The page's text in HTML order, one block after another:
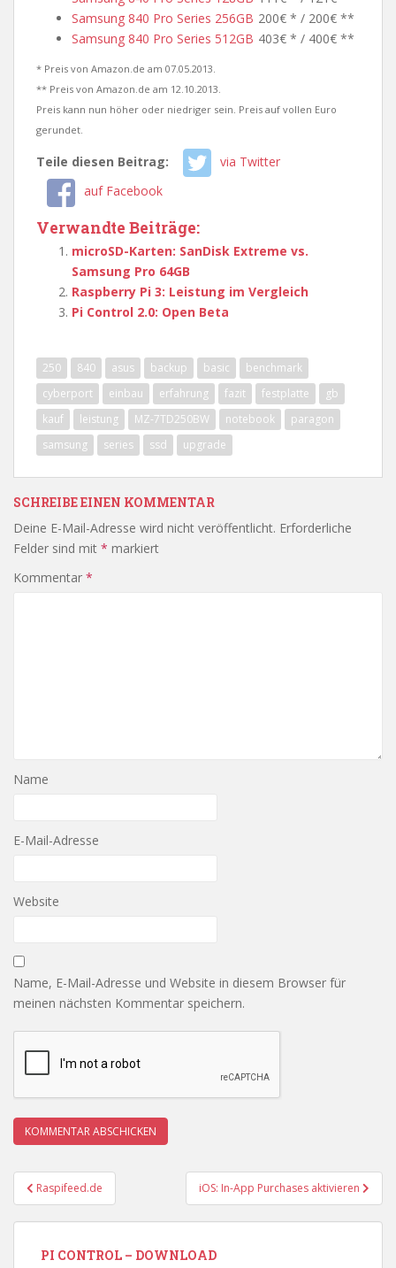
Samsung 840 Pro Series 256GB 200€ * / 200€ **
Samsung 840 Pro Series 512GB 403€ * / 400€ **
* Preis von Amazon.de am 07.05.2013.
** Preis von Amazon.de am 12.10.2013.
Preis kann nun höher oder niedriger sein. Preis auf vollen Euro
gerundet.
Teile diesen Beitrag:
via Twitter
auf Facebook
Verwandte Beiträge:
microSD-Karten: SanDisk Extreme vs.
Samsung Pro 64GB
Raspberry Pi 3: Leistung im Vergleich
Pi Control 2.0: Open Beta
250 840 asus backup basic
benchmark
cyberport
einbau erfahrung fazit festplatte
gb
kauf
leistung MZ-7TD250BW notebook
paragon
samsung
series ssd upgrade
SCHREIBE EINEN KOMMENTAR
Deine E-Mail-Adresse wird nicht veröffentlicht. Erforderliche
Felder sind mit * markiert
Kommentar *
Name
E-Mail-Adresse
Website
Name, E-Mail-Adresse und Website in diesem Browser für
meinen nächsten Kommentar speichern.
Beitragsnavigation
Raspifeed.de iOS: In-App Purchases aktivieren
PI CONTROL – DOWNLOAD